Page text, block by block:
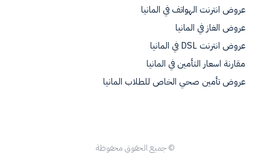
عروض انترنت الهواتف في المانيا
عروض الغاز في المانيا
عروض انترنت DSL في المانيا
مقارنة اسعار التأمين في المانيا
عروض تأمين صحي الخاص للطلاب المانيا
© جميع الحقوق محفوظة